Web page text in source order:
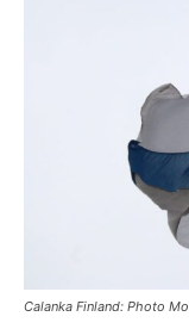
Calanka Finland: Photo